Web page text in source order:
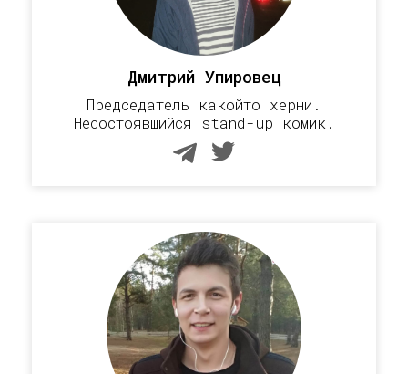
Дмитрий Упировец
Председатель какойто херни.
Несостоявшийся stand-up комик.